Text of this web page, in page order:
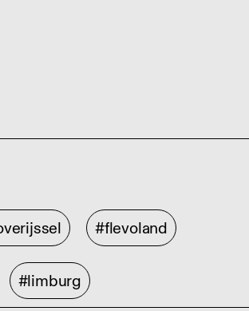
#flevoland
#limburg